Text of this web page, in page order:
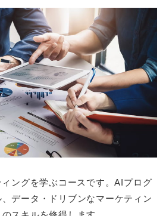
ングを学ぶコースです。AIプログ
データ・ドリブンなマーケティン